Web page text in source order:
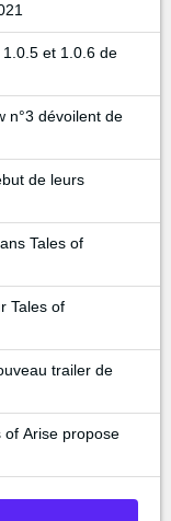
et 1.0.6 de
n°3 dévoilent de
de leurs
Tales of
Tales of
trailer de
of Arise propose